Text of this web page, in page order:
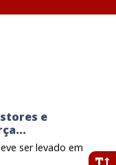
e
ser levado em